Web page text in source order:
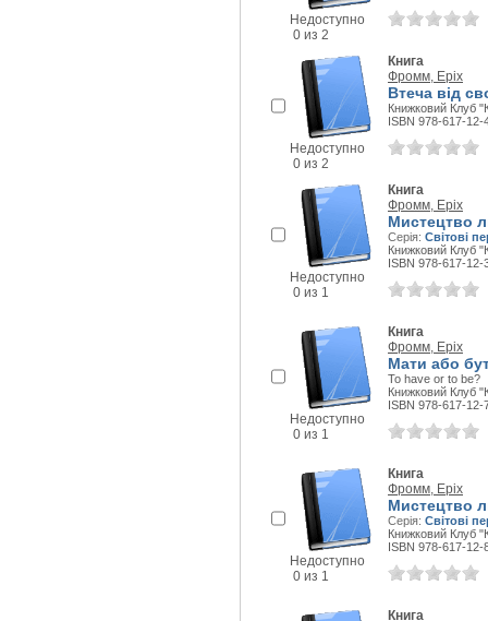
Недоступно
0 из 2
Недоступно
0 из 2
Книга
Фромм, Еріх
Втеча від
Книжковий Клуб
ISBN 978-617-12-
Недоступно
0 из 1
Книга
Фромм, Еріх
Мистецтво
Серія: Світові
Книжковий Клуб
ISBN 978-617-12-
Недоступно
0 из 1
Книга
Фромм, Еріх
Мати або
To have or to be?
Книжковий Клуб
ISBN 978-617-12-
Недоступно
0 из 1
Книга
Фромм, Еріх
Мистецтво
Серія: Світові
Книжковий Клуб
ISBN 978-617-12-
Книга